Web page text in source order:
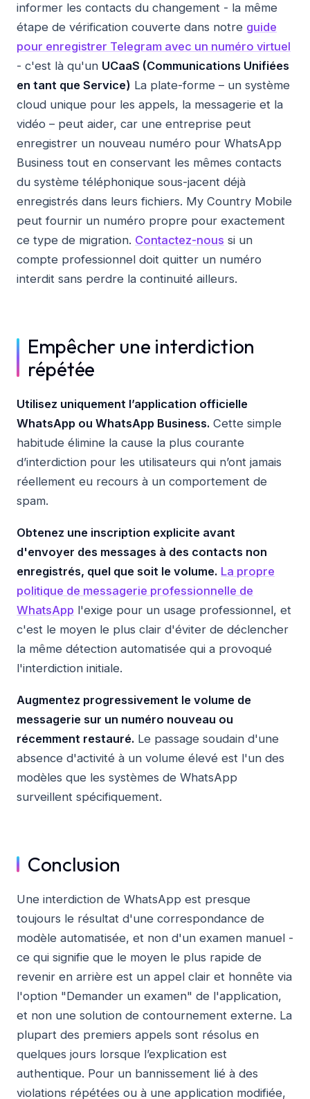
informer les contacts du changement - la même
étape de vérification couverte dans notre guide
pour enregistrer Telegram avec un numéro virtuel
- c'est là qu'un UCaaS (Communications Unifiées
en tant que Service) La plate-forme – un système
cloud unique pour les appels, la messagerie et la
vidéo – peut aider, car une entreprise peut
enregistrer un nouveau numéro pour WhatsApp
Business tout en conservant les mêmes contacts
du système téléphonique sous-jacent déjà
enregistrés dans leurs fichiers. My Country Mobile
peut fournir un numéro propre pour exactement
ce type de migration. Contactez-nous si un
compte professionnel doit quitter un numéro
interdit sans perdre la continuité ailleurs.
Empêcher une interdiction
répétée
Utilisez uniquement l’application officielle
WhatsApp ou WhatsApp Business. Cette simple
habitude élimine la cause la plus courante
d’interdiction pour les utilisateurs qui n’ont jamais
réellement eu recours à un comportement de
spam.
Obtenez une inscription explicite avant
d'envoyer des messages à des contacts non
enregistrés, quel que soit le volume. La propre
politique de messagerie professionnelle de
WhatsApp l'exige pour un usage professionnel, et
c'est le moyen le plus clair d'éviter de déclencher
la même détection automatisée qui a provoqué
l'interdiction initiale.
Augmentez progressivement le volume de
messagerie sur un numéro nouveau ou
récemment restauré. Le passage soudain d'une
absence d'activité à un volume élevé est l'un des
modèles que les systèmes de WhatsApp
surveillent spécifiquement.
Conclusion
Une interdiction de WhatsApp est presque
toujours le résultat d'une correspondance de
modèle automatisée, et non d'un examen manuel -
ce qui signifie que le moyen le plus rapide de
revenir en arrière est un appel clair et honnête via
l'option "Demander un examen" de l'application,
et non une solution de contournement externe. La
plupart des premiers appels sont résolus en
quelques jours lorsque l’explication est
authentique. Pour un bannissement lié à des
violations répétées ou à une application modifiée,